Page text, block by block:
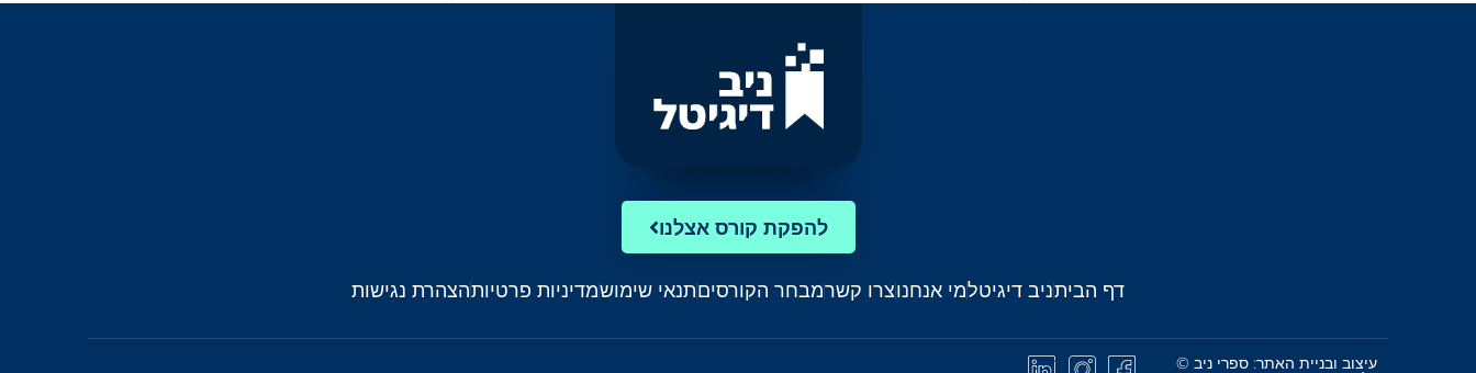
להפקת קורס אצלנו
דף הביתניב דיגיטלמי אנחנוצרו קשרמבחר הקורסיםתנאי שימושמדיניות פרטיותהצהרת נגישות
עיצוב ובניית האתר: ספרי ניב ©